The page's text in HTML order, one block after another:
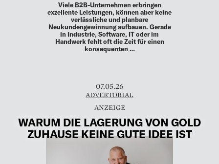
Viele B2B-Unternehmen erbringen
exzellente Leistungen, können aber keine
verlässliche und planbare
Neukundengewinnung aufbauen. Gerade
in Industrie, Software, IT oder im
Handwerk fehlt oft die Zeit für einen
konsequenten …
07.05.26
ADVERTORIAL
WARUM DIE LAGERUNG VON GOLD
ZUHAUSE KEINE GUTE IDEE IST